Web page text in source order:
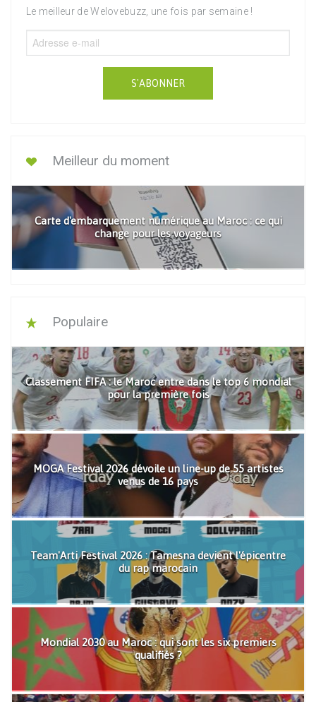
Le meilleur de Welovebuzz, une fois par semaine !
S'ABONNER
Meilleur du moment
Carte d'embarquement numérique au Maroc : ce qui
change pour les voyageurs
Populaire
Classement FIFA : le Maroc entre dans le top 6 mondial
pour la première fois
MOGA Festival 2026 dévoile un line-up de 55 artistes
venus de 16 pays
Team'Arti Festival 2026 : Tamesna devient l'épicentre
du rap marocain
Mondial 2030 au Maroc : qui sont les six premiers
qualifiés ?